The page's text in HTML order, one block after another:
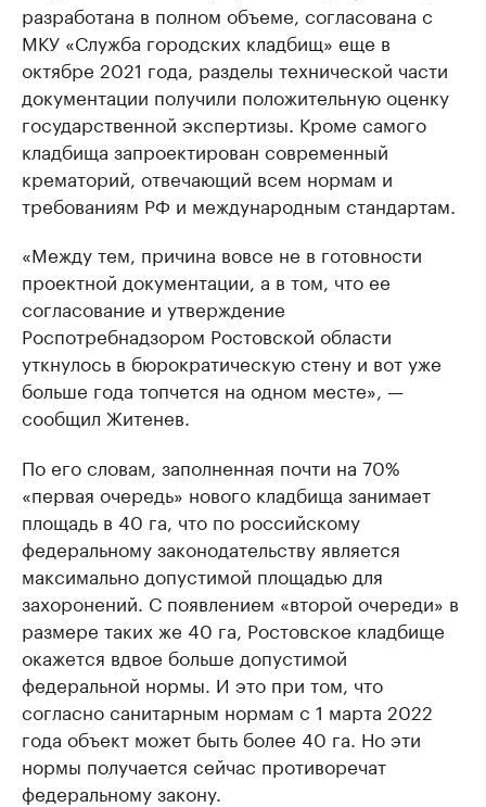
разработана в полном объеме, согласована с
МКУ «Служба городских кладбищ» еще в
октябре 2021 года, разделы технической части
документации получили положительную оценку
государственной экспертизы. Кроме самого
кладбища запроектирован современный
крематорий, отвечающий всем нормам и
требованиям РФ и международным стандартам.
«Между тем, причина вовсе не в готовности
проектной документации, а в том, что ее
согласование и утверждение
Роспотребнадзором Ростовской области
уткнулось в бюрократическую стену и вот уже
больше года топчется на одном месте», —
сообщил Житенев.
По его словам, заполненная почти на 70%
«первая очередь» нового кладбища занимает
площадь в 40 га, что по российскому
федеральному законодательству является
максимально допустимой площадью для
захоронений. С появлением «второй очереди» в
размере таких же 40 га, Ростовское кладбище
окажется вдвое больше допустимой
федеральной нормы. И это при том, что
согласно санитарным нормам с 1 марта 2022
года объект может быть более 40 га. Но эти
нормы получается сейчас противоречат
федеральному закону.